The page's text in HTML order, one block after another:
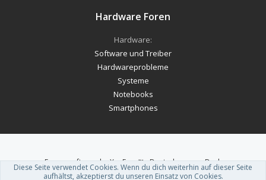
Hardware Foren
Hardware:
Software und Treiber
Hardwareprobleme
Systeme
Notebooks
Smartphones
Forum software by XenForo™-Deutsch von xenDach
Theme designed byThemeHouse .
Diese Seite verwendet Cookies. Wenn du dich weiterhin auf dieser Seite
aufhältst, akzeptierst du unseren Einsatz von Cookies.